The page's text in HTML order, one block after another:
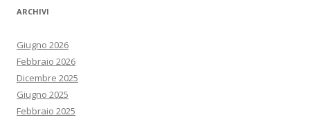
ARCHIVI
Giugno 2026
Febbraio 2026
Dicembre 2025
Giugno 2025
Febbraio 2025